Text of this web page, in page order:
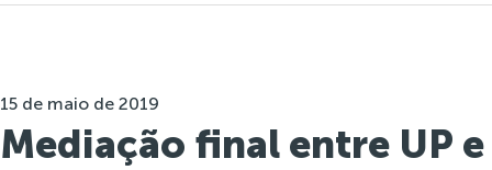
15 de maio de 2019
Mediação final entre UP e